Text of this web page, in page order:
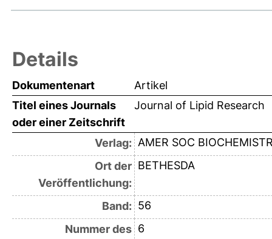
Details
Dokumentenart
Artikel
Titel eines Journals
oder einer Zeitschrift
Journal of Lipid Research
Verlag: AMER SOC
Ort der
Veröffentlichung:
BETHESDA
Band: 56
Nummer des 6